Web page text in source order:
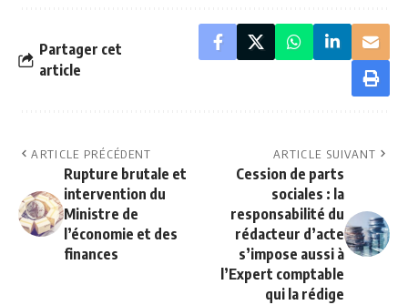
Partager cet
article
ARTICLE PRÉCÉDENT
Rupture brutale et
intervention du
Ministre de
l’économie et des
finances
ARTICLE SUIVANT
Cession de parts
sociales : la
responsabilité du
rédacteur d’acte
s’impose aussi à
l’Expert comptable
qui la rédige